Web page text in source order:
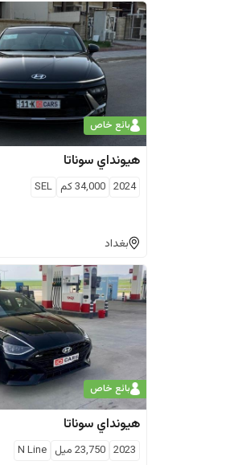
بائع خاص
هيونداي سوناتا
2024
34,000كم SEL
بغداد
بائع خاص
هيونداي سوناتا
2023
23,750 ميل N Line